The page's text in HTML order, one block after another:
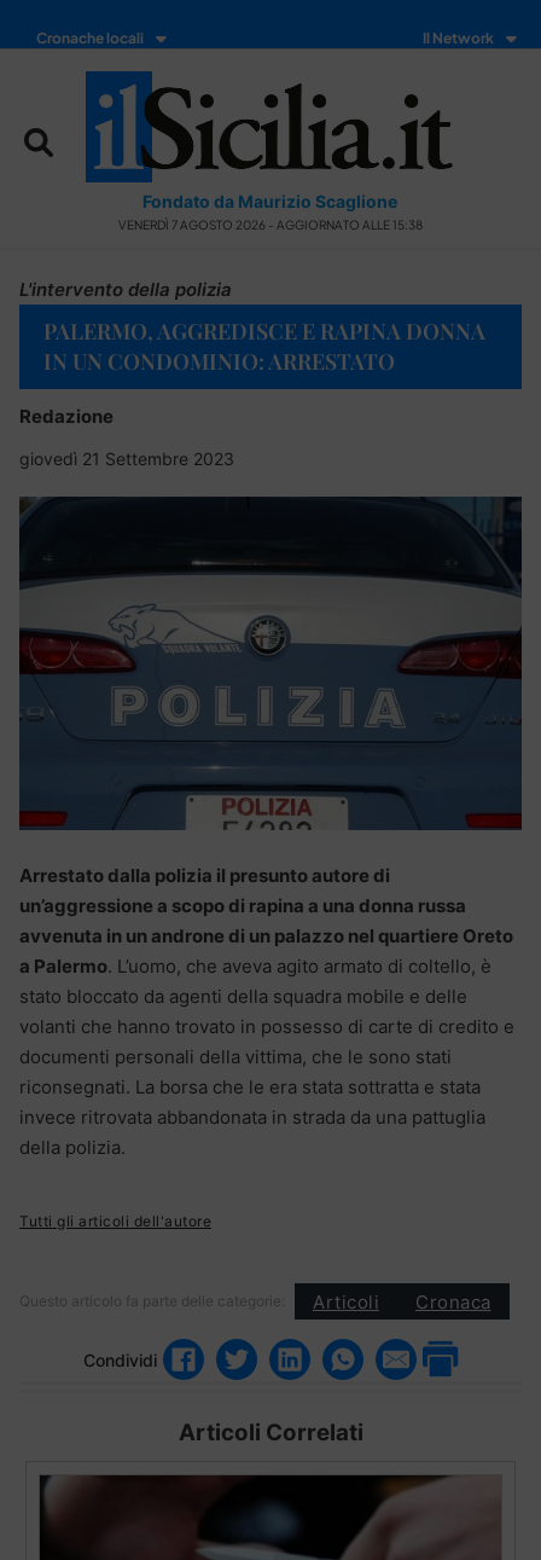
Cronache locali Il Network
Fondato da Maurizio Scaglione
VENERDÌ 7 AGOSTO 2026 - AGGIORNATO ALLE 15:38
L'intervento della polizia
PALERMO, AGGREDISCE E RAPINA DONNA
IN UN CONDOMINIO: ARRESTATO
Redazione
giovedì 21 Settembre 2023
Arrestato dalla polizia il presunto autore di
un’aggressione a scopo di rapina a una donna russa
avvenuta in un androne di un palazzo nel quartiere Oreto
a Palermo. L’uomo, che aveva agito armato di coltello, è
stato bloccato da agenti della squadra mobile e delle
volanti che hanno trovato in possesso di carte di credito e
documenti personali della vittima, che le sono stati
riconsegnati. La borsa che le era stata sottratta e stata
invece ritrovata abbandonata in strada da una pattuglia
della polizia.
Tutti gli articoli dell'autore
Questo articolo fa parte delle categorie: Articoli Cronaca
Condividi
Articoli Correlati